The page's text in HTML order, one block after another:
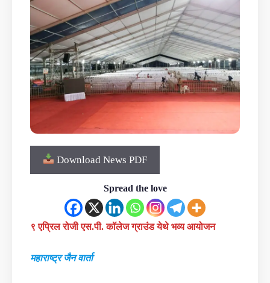
Download News PDF
Spread the love
९ एप्रिल रोजी एस.पी. कॉलेज ग्राउंड येथे भव्य आयोजन
महाराष्ट्र जैन वार्ता